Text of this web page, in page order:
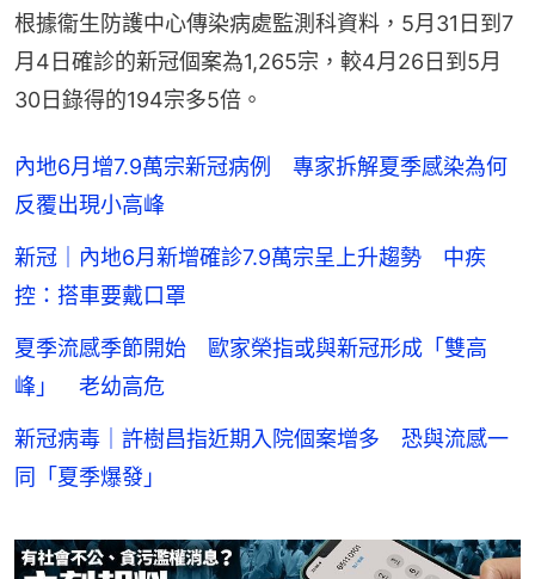
根據衞生防護中心傳染病處監測科資料，5月31日到7
月4日確診的新冠個案為1,265宗，較4月26日到5月
30日錄得的194宗多5倍。
內地6月增7.9萬宗新冠病例 專家拆解夏季感染為何
反覆出現小高峰
新冠｜內地6月新增確診7.9萬宗呈上升趨勢 中疾
控：搭車要戴口罩
夏季流感季節開始 歐家榮指或與新冠形成「雙高
峰」 老幼高危
新冠病毒｜許樹昌指近期入院個案增多 恐與流感一
同「夏季爆發」